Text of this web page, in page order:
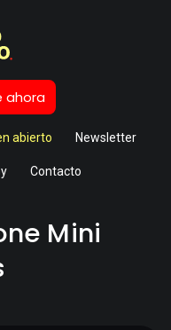
ahora
abierto Newsletter
Contacto
Mini